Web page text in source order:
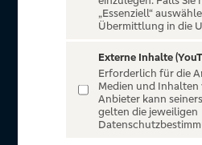
für alle Kunden der Volksbanken
unserem einzigartigen Portal
atemberaubende Konzerte,
Fußball-Bundesliga sowie die
„Essenziell“
Übermittlung in die
Externe Inhalte
Erforderlich für die
Medien und
Anbieter kann
gelten die jeweiligen